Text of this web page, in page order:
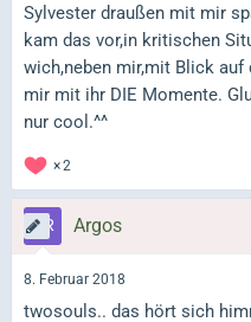
Sylvester draußen mit mir
kam das vor,in kritischen
wich,neben mir,mit Blick auf
mir mit ihr DIE Momente.
nur cool.^^
2
Argos
8. Februar 2018
twosouls.. das hört sich